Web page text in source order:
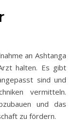
an Ashtanga
halten. Es gibt
sind und
vermitteln.
und das
zu fördern.